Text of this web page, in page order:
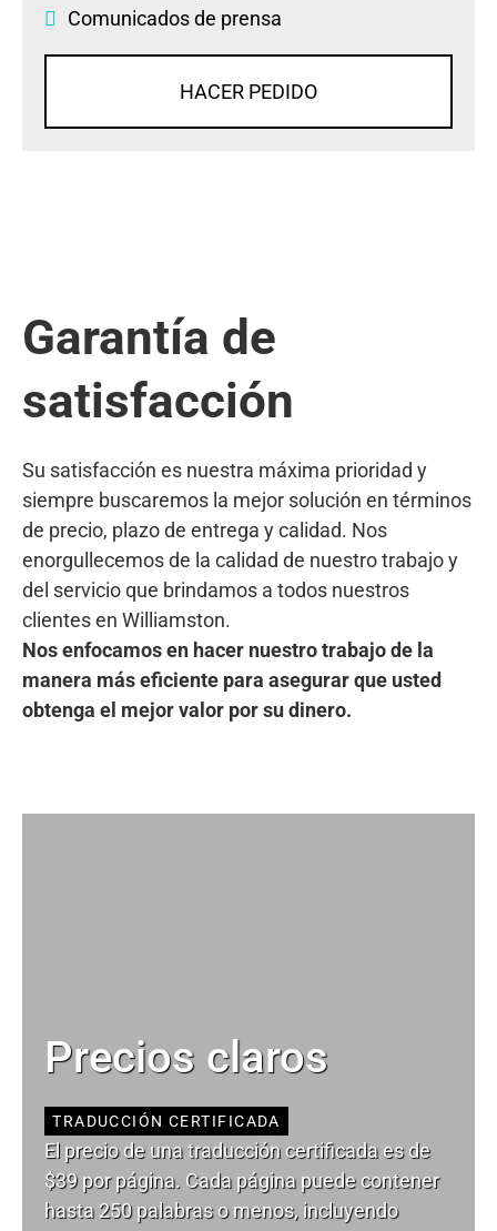
Comunicados de prensa
HACER PEDIDO
Garantía de
satisfacción
Su satisfacción es nuestra máxima prioridad y
siempre buscaremos la mejor solución en términos
de precio, plazo de entrega y calidad. Nos
enorgullecemos de la calidad de nuestro trabajo y
del servicio que brindamos a todos nuestros
clientes en Williamston.
Nos enfocamos en hacer nuestro trabajo de la
manera más eficiente para asegurar que usted
obtenga el mejor valor por su dinero.
Precios claros
TRADUCCIÓN CERTIFICADA
El precio de una traducción certificada es de
$39 por página. Cada página puede contener
hasta 250 palabras o menos, incluyendo